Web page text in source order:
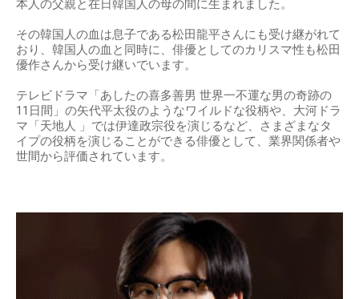
本人の父親と在日韓国人の母の間に生まれました。
その韓国人の血は息子である松田龍平さんにも受け継がれて
おり、韓国人の血と同時に、俳優としてのカリスマ性も松田
優作さんから受け継いでいます。
テレビドラマ「あしたの喜多善男 世界一不運な男の奇跡の
11日間」の矢代平太役のようなワイルドな役柄や、大河ドラ
マ「天地人 」では伊達政宗役を演じるなど、さまざまなタ
イプの役柄を演じることができる俳優として、業界関係者や
世間から評価されています。